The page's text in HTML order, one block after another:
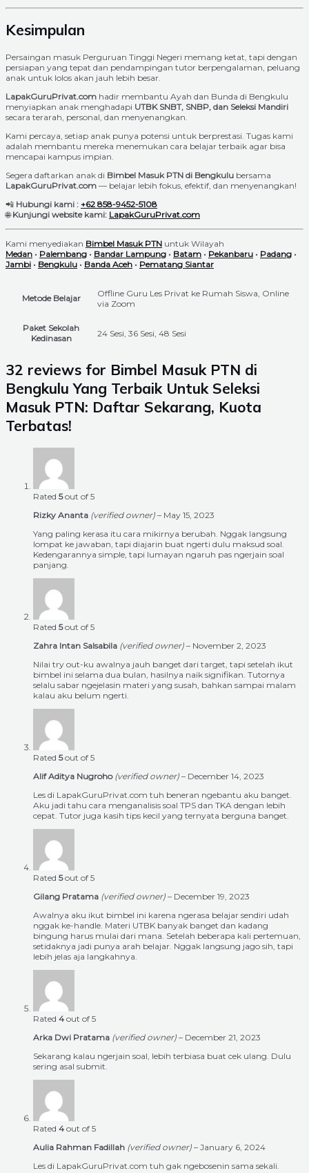
Kesimpulan
Persaingan masuk Perguruan Tinggi Negeri memang ketat, tapi dengan
persiapan yang tepat dan pendampingan tutor berpengalaman, peluang
anak untuk lolos akan jauh lebih besar.
LapakGuruPrivat.com hadir membantu Ayah dan Bunda di Bengkulu
menyiapkan anak menghadapi UTBK SNBT, SNBP, dan Seleksi Mandiri
secara terarah, personal, dan menyenangkan.
Kami percaya, setiap anak punya potensi untuk berprestasi. Tugas kami
adalah membantu mereka menemukan cara belajar terbaik agar bisa
mencapai kampus impian.
Segera daftarkan anak di Bimbel Masuk PTN di Bengkulu bersama
LapakGuruPrivat.com — belajar lebih fokus, efektif, dan menyenangkan!
📲 Hubungi kami : +62 858-9452-5108
🌐Kunjungi website kami: LapakGuruPrivat.com
Kami menyediakan Bimbel Masuk PTN untuk Wilayah
Medan • Palembang • Bandar Lampung • Batam • Pekanbaru • Padang •
Jambi • Bengkulu • Banda Aceh • Pematang Siantar
Metode Belajar
Offline Guru Les Privat ke Rumah Siswa, Online
via Zoom
Paket Sekolah
Kedinasan
24 Sesi, 36 Sesi, 48 Sesi
32 reviews for Bimbel Masuk PTN di
Bengkulu Yang Terbaik Untuk Seleksi
Masuk PTN: Daftar Sekarang, Kuota
Terbatas!
Rated 5out of 5
Rizky Ananta (verified owner) – May 15, 2023
Yang paling kerasa itu cara mikirnya berubah. Nggak langsung
lompat ke jawaban, tapi diajarin buat ngerti dulu maksud soal.
Kedengarannya simple, tapi lumayan ngaruh pas ngerjain soal
panjang.
Rated 5out of 5
Zahra Intan Salsabila (verified owner) – November 2, 2023
Nilai try out-ku awalnya jauh banget dari target, tapi setelah ikut
bimbel ini selama dua bulan, hasilnya naik signifikan. Tutornya
selalu sabar ngejelasin materi yang susah, bahkan sampai malam
kalau aku belum ngerti.
Rated 5out of 5
Alif Aditya Nugroho (verified owner) – December 14, 2023
Les di LapakGuruPrivat.com tuh beneran ngebantu aku banget.
Aku jadi tahu cara menganalisis soal TPS dan TKA dengan lebih
cepat. Tutor juga kasih tips kecil yang ternyata berguna banget.
Rated 5out of 5
Gilang Pratama (verified owner) – December 19, 2023
Awalnya aku ikut bimbel ini karena ngerasa belajar sendiri udah
nggak ke-handle. Materi UTBK banyak banget dan kadang
bingung harus mulai dari mana. Setelah beberapa kali pertemuan,
setidaknya jadi punya arah belajar. Nggak langsung jago sih, tapi
lebih jelas aja langkahnya.
Rated 4 out of 5
Arka Dwi Pratama (verified owner) – December 21, 2023
Sekarang kalau ngerjain soal, lebih terbiasa buat cek ulang. Dulu
sering asal submit.
Rated 4 out of 5
Aulia Rahman Fadillah (verified owner) – January 6, 2024
Les di LapakGuruPrivat.com tuh gak ngebosenin sama sekali.